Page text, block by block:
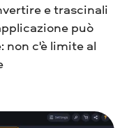
e trascinali
può
c'è limite al